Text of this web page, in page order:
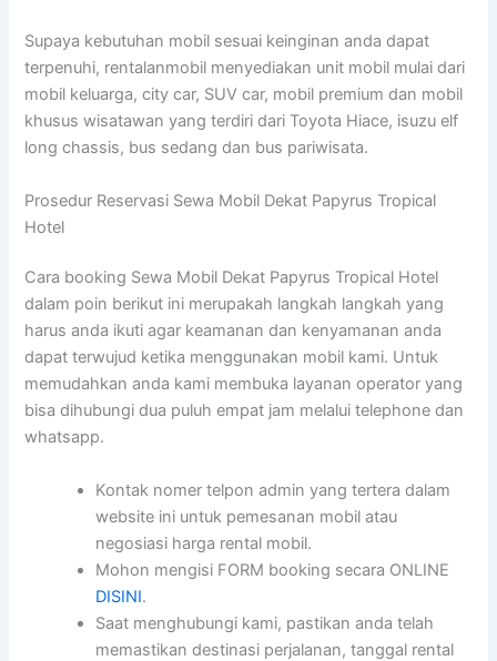
Supaya kebutuhan mobil sesuai keinginan anda dapat
terpenuhi, rentalanmobil menyediakan unit mobil mulai dari
mobil keluarga, city car, SUV car, mobil premium dan mobil
khusus wisatawan yang terdiri dari Toyota Hiace, isuzu elf
long chassis, bus sedang dan bus pariwisata.
Prosedur Reservasi Sewa Mobil Dekat Papyrus Tropical
Hotel
Cara booking Sewa Mobil Dekat Papyrus Tropical Hotel
dalam poin berikut ini merupakah langkah langkah yang
harus anda ikuti agar keamanan dan kenyamanan anda
dapat terwujud ketika menggunakan mobil kami. Untuk
memudahkan anda kami membuka layanan operator yang
bisa dihubungi dua puluh empat jam melalui telephone dan
whatsapp.
Kontak nomer telpon admin yang tertera dalam
website ini untuk pemesanan mobil atau
negosiasi harga rental mobil.
Mohon mengisi FORM booking secara ONLINE
DISINI.
Saat menghubungi kami, pastikan anda telah
memastikan destinasi perjalanan, tanggal rental